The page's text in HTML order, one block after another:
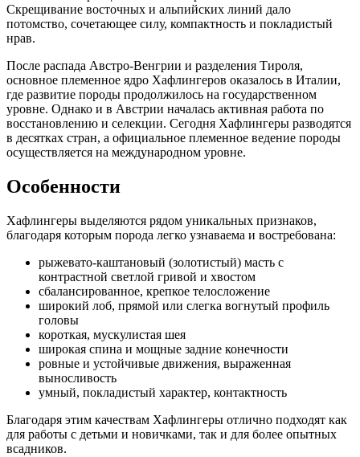
Скрещивание восточных и альпийских линий дало
потомство, сочетающее силу, компактность и покладистый
нрав.
После распада Австро-Венгрии и разделения Тироля,
основное племенное ядро Хафлингеров оказалось в Италии,
где развитие породы продолжилось на государственном
уровне. Однако и в Австрии началась активная работа по
восстановлению и селекции. Сегодня Хафлингеры разводятся
в десятках стран, а официальное племенное ведение породы
осуществляется на международном уровне.
Особенности
Хафлингеры выделяются рядом уникальных признаков,
благодаря которым порода легко узнаваема и востребована:
рыжевато-каштановый (золотистый) масть с
контрастной светлой гривой и хвостом
сбалансированное, крепкое телосложение
широкий лоб, прямой или слегка вогнутый профиль
головы
короткая, мускулистая шея
широкая спина и мощные задние конечности
ровные и устойчивые движения, выраженная
выносливость
умный, покладистый характер, контактность
Благодаря этим качествам Хафлингеры отлично подходят как
для работы с детьми и новичками, так и для более опытных
всадников.